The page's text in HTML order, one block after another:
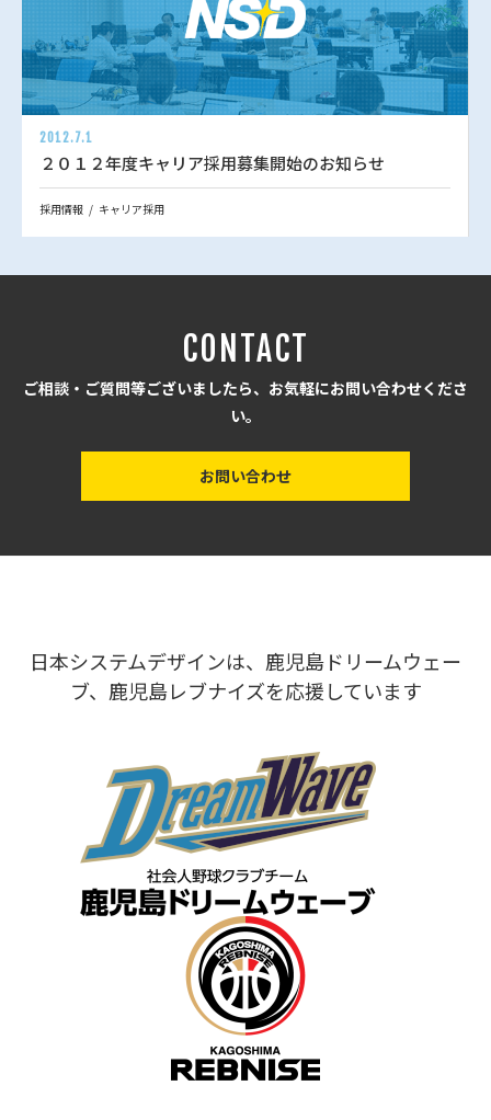
2012.7.1
２０１２年度キャリア採用募集開始のお知らせ
採用情報 キャリア採用
CONTACT
ご相談・ご質問等ございましたら、お気軽にお問い合わせくださ
い。
お問い合わせ
日本システムデザインは、鹿児島ドリームウェー
ブ、鹿児島レブナイズを応援しています